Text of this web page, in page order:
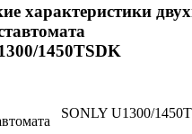
характеристики
1450TSDK
SONLY U1300/